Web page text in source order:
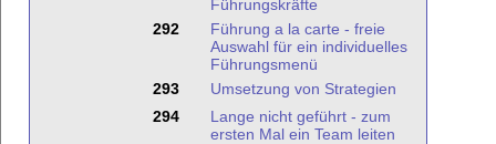
Führungskräfte
292
Führung a la carte - freie
Auswahl für ein individuelles
Führungsmenü
293
Umsetzung von Strategien
294
Lange nicht geführt - zum
ersten Mal ein Team leiten